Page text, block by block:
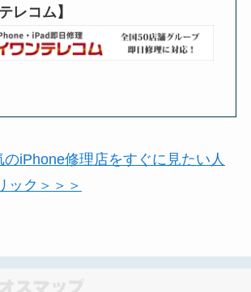
レコム】
iPhone修理店をすぐに見たい人
ック＞＞＞